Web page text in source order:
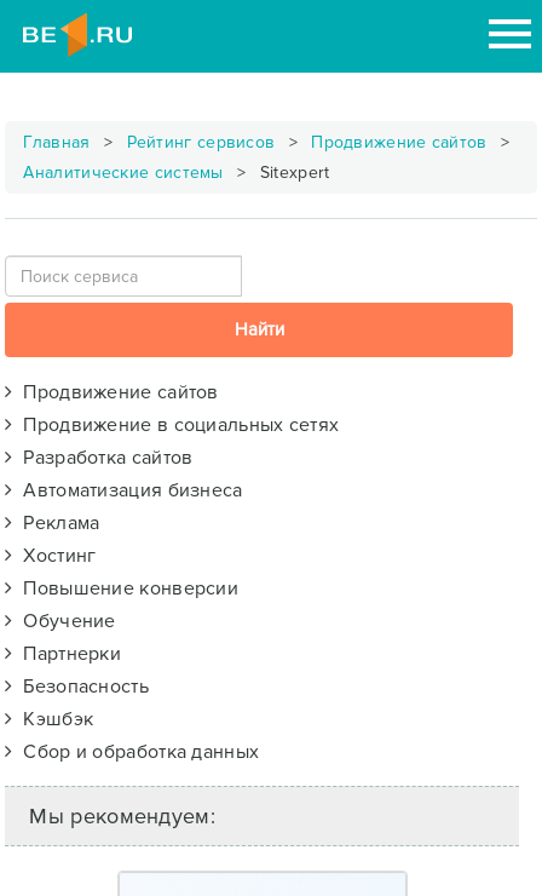
Главная Рейтинг сервисов
Продвижение сайтов
Аналитические системы
Sitexpert
Продвижение сайтов
Продвижение в социальных сетях
Разработка сайтов
Автоматизация бизнеса
Реклама
Хостинг
Повышение конверсии
Обучение
Партнерки
Безопасность
Кэшбэк
Сбор и обработка данных
Мы рекомендуем: